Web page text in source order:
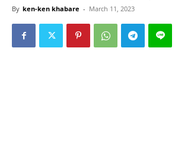
By ken-ken khabare - March 11, 2023